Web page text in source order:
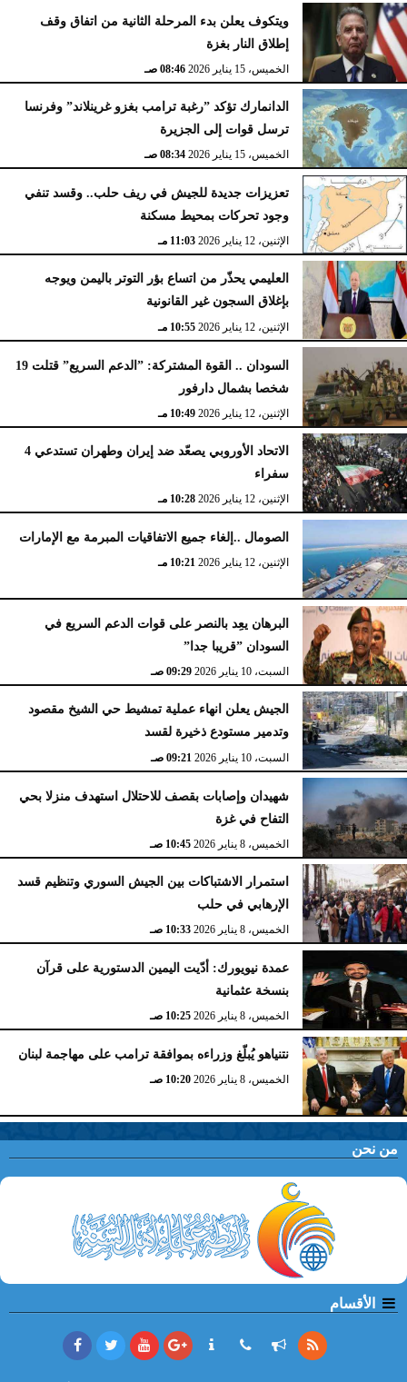
ويتكوف يعلن بدء المرحلة الثانية من اتفاق وقف
إطلاق النار بغزة
الخميس، 15 يناير 2026 08:46 صـ
الدانمارك تؤكد ”رغبة ترامب بغزو غرينلاند” وفرنسا
ترسل قوات إلى الجزيرة
الخميس، 15 يناير 2026 08:34 صـ
تعزيزات جديدة للجيش في ريف حلب.. وقسد تنفي
وجود تحركات بمحيط مسكنة
الإثنين، 12 يناير 2026 11:03 مـ
العليمي يحذّر من اتساع بؤر التوتر باليمن ويوجه
بإغلاق السجون غير القانونية
الإثنين، 12 يناير 2026 10:55 مـ
السودان .. القوة المشتركة: ”الدعم السريع” قتلت 19
شخصا بشمال دارفور
الإثنين، 12 يناير 2026 10:49 مـ
الاتحاد الأوروبي يصعّد ضد إيران وطهران تستدعي 4
سفراء
الإثنين، 12 يناير 2026 10:28 مـ
الصومال ..إلغاء جميع الاتفاقيات المبرمة مع الإمارات
الإثنين، 12 يناير 2026 10:21 مـ
البرهان يعِد بالنصر على قوات الدعم السريع في
السودان ”قريبا جدا”
السبت، 10 يناير 2026 09:29 صـ
الجيش يعلن انهاء عملية تمشيط حي الشيخ مقصود
وتدمير مستودع ذخيرة لقسد
السبت، 10 يناير 2026 09:21 صـ
شهيدان وإصابات بقصف للاحتلال استهدف منزلا بحي
التفاح في غزة
الخميس، 8 يناير 2026 10:45 صـ
استمرار الاشتباكات بين الجيش السوري وتنظيم قسد
الإرهابي في حلب
الخميس، 8 يناير 2026 10:33 صـ
عمدة نيويورك: أدّيت اليمين الدستورية على قرآن
بنسخة عثمانية
الخميس، 8 يناير 2026 10:25 صـ
نتنياهو يُبلّغ وزراءه بموافقة ترامب على مهاجمة لبنان
الخميس، 8 يناير 2026 10:20 صـ
من نحن
الأقسام